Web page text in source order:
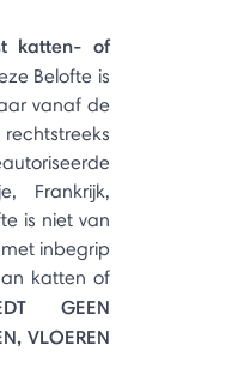
katten- of
Belofte is
vanaf de
Frankrijk,
is niet van
inbegrip
katten of
GEEN
VLOEREN